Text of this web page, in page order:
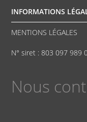
INFORMATIONS
MENTIONS LÉGALES
N° siret : 803 097 989
Nous